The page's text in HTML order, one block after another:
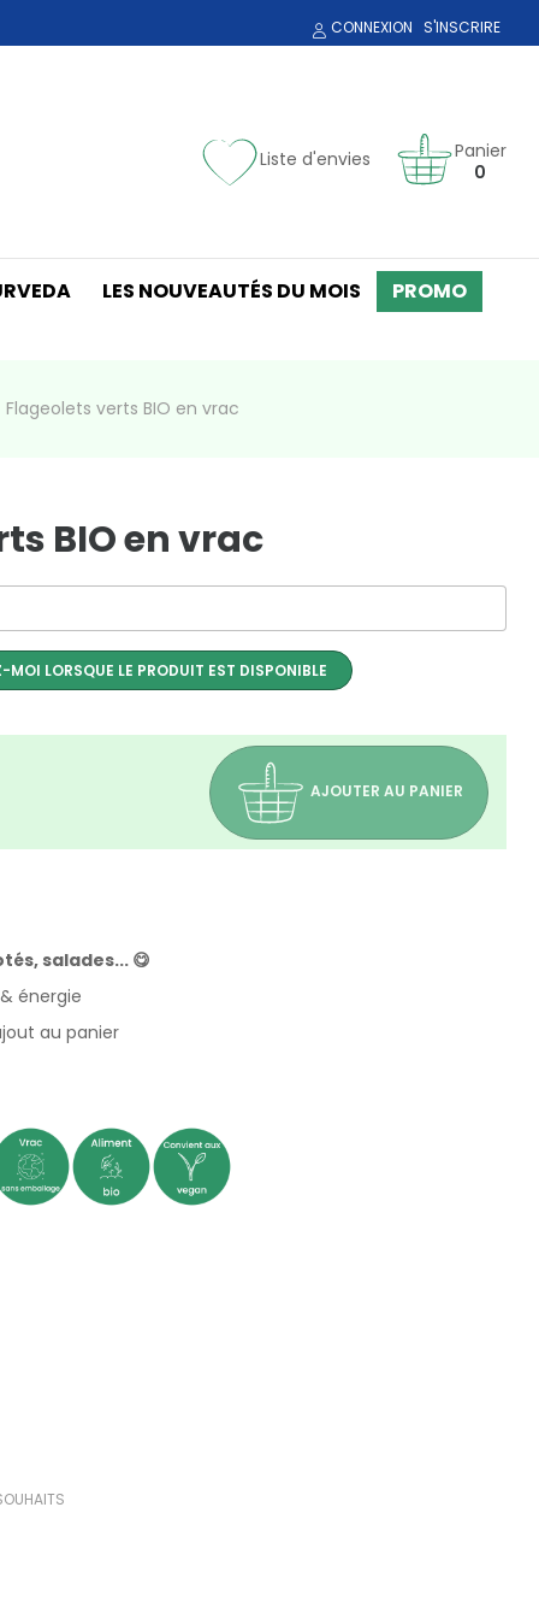
CONNEXION S'INSCRIRE
Liste d'envies
Panier
0
LES NOUVEAUTÉS DU MOIS PROMO
Flageolets verts BIO en vrac
BIO en vrac
MOI LORSQUE LE PRODUIT EST DISPONIBLE
AJOUTER AU PANIER
salades... 😋
énergie
au panier